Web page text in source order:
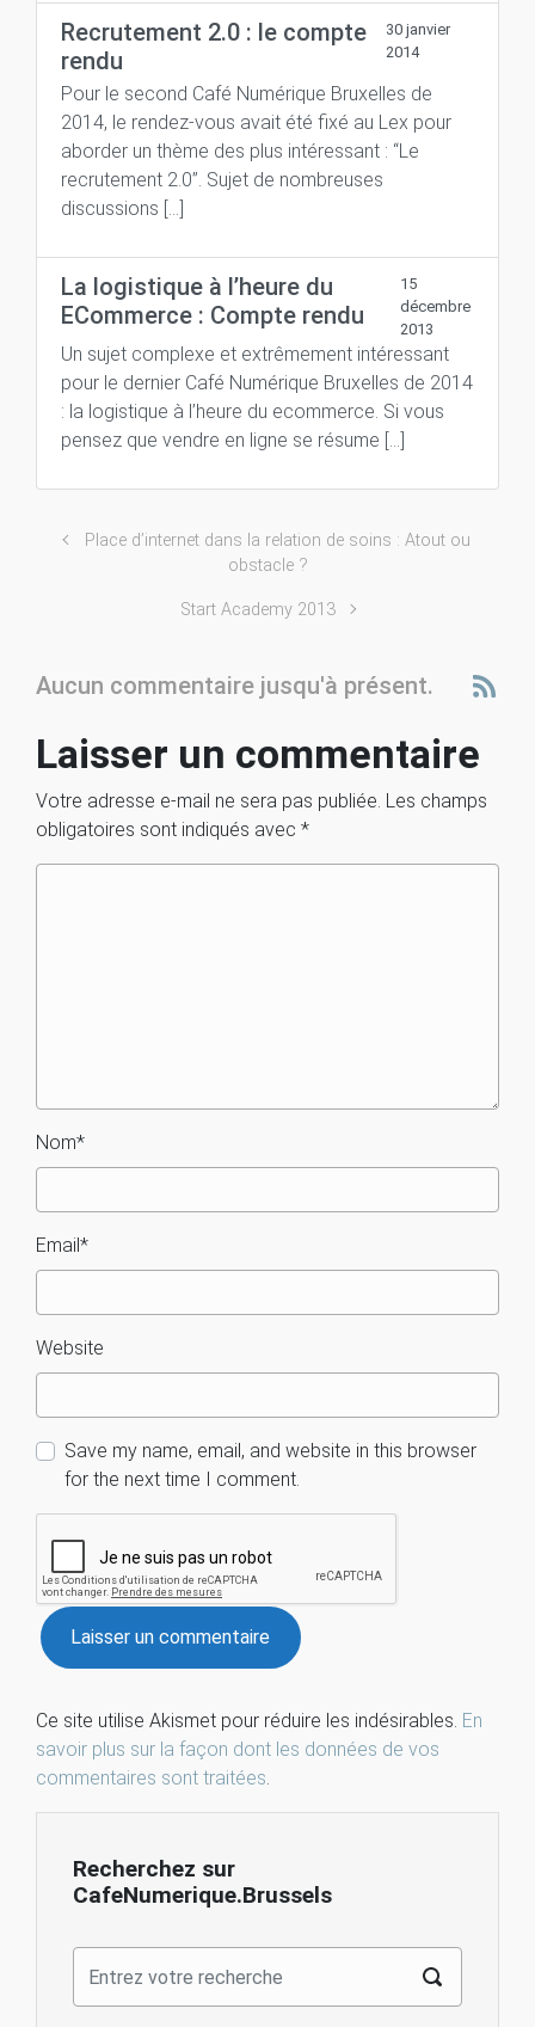
Recrutement 2.0 : le compte
rendu
30 janvier
2014
Pour le second Café Numérique Bruxelles de
2014, le rendez-vous avait été fixé au Lex pour
aborder un thème des plus intéressant : “Le
recrutement 2.0”. Sujet de nombreuses
discussions […]
La logistique à l’heure du
ECommerce : Compte rendu
15
décembre
2013
Un sujet complexe et extrêmement intéressant
pour le dernier Café Numérique Bruxelles de 2014
: la logistique à l’heure du ecommerce. Si vous
pensez que vendre en ligne se résume […]
Place d’internet dans la relation de soins : Atout ou
obstacle ?
Start Academy 2013
Aucun commentaire jusqu'à présent.
Laisser un commentaire
Votre adresse e-mail ne sera pas publiée. Les champs
obligatoires sont indiqués avec *
Nom*
Email*
Website
Save my name, email, and website in this browser
for the next time I comment.
Ce site utilise Akismet pour réduire les indésirables. En
savoir plus sur la façon dont les données de vos
commentaires sont traitées.
Recherchez sur
CafeNumerique.Brussels